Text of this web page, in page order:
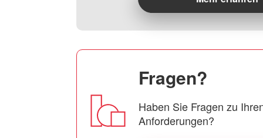
Fragen?
Haben Sie Fragen zu
Anforderungen?